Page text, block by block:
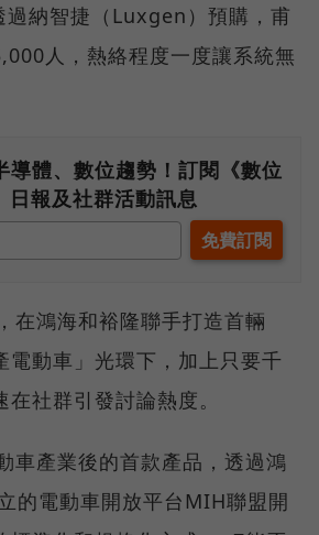
過納智捷（Luxgen）預購，甫
人，熱絡程度一度讓系統無
導體、數位趨勢！訂閱《數位
日報及社群活動訊息
在鴻海和裕隆聯手打造首輛
電動車」光環下，加上只要千
社群引發討論熱度。
車產業後的首款產品，透過鴻
的電動車開放平台MIH聯盟開